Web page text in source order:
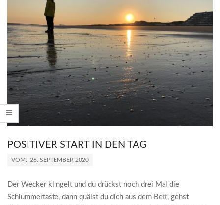
POSITIVER START IN DEN TAG
2020-
26
VOM: 26. SEPTEMBER 2020
Der Wecker klingelt und du drückst noch drei Mal die
Schlummertaste, dann quälst du dich aus dem Bett, gehst